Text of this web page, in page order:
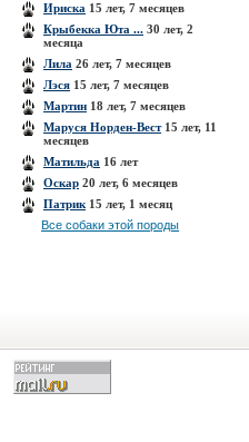
Ириска 15 лет, 7 месяцев
Крыбекка Юта ... 30 лет, 2
месяца
Лила 26 лет, 7 месяцев
Лэся 15 лет, 7 месяцев
Мартин 18 лет, 7 месяцев
Маруся Норден-Вест15 лет, 11
месяцев
Матильда 16 лет
Оскар 20 лет, 6 месяцев
Патрик 15 лет, 1 месяц
Все собаки этой породы